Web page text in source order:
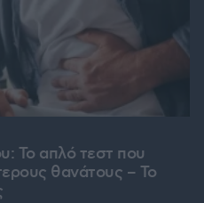
Το απλό τεστ που
θανάτους – Το